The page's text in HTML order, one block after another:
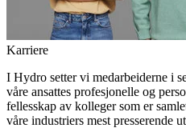
Karriere
I Hydro setter vi medarbeiderne i
våre ansattes profesjonelle og
fellesskap av kolleger som er
våre industriers mest presserende